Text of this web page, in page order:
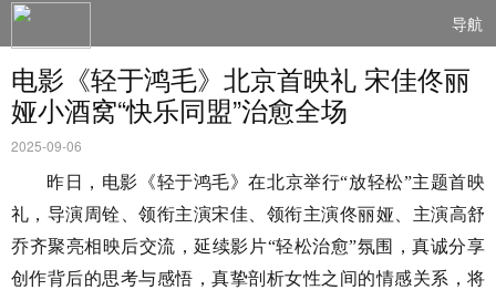
导航
电影《轻于鸿毛》北京首映礼 宋佳佟丽
娅小酒窝“快乐同盟”治愈全场
2025-09-06
昨日，电影《轻于鸿毛》在北京举行“放轻松”主题首映
礼 ，导演周铨、领衔主演宋佳、领衔主演佟丽娅、主演高舒
乔齐聚亮相映后交流，延续影片“轻松治愈”氛围，真诚分享
创作背后的思考与感悟，真挚剖析女性之间的情感关系，将